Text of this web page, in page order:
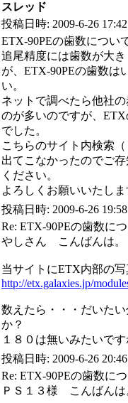
スレッド
投稿日時: 2009-6-26 17:42
ETX-90PEの歯数につい
追尾精度には歯数が大
が、ETX-90PEの歯数は
い。
ネットで調べたら他社
のが多いのですが、
でした。
こちらのサイト内検索
出てこなかったのでご
ください。
よろしくお願いいたし
投稿日時: 2009-6-26 19:58
Re: ETX-90PEの歯数に
やしさん こんばんは。
当サイトにETX内部の
http://etx.galaxies.jp/
数えたら・・・だいた
か？
１８０は無いみたいで
投稿日時: 2009-6-26 20:46
Re: ETX-90PEの歯数に
ＰＳ１３様 こんばんは